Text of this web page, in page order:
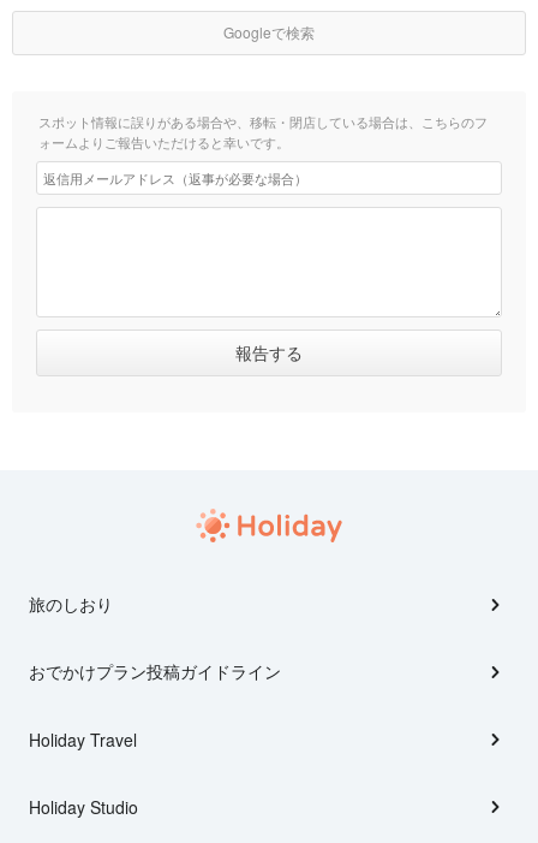
Googleで検索
スポット情報に誤りがある場合や、移転・閉店している場合は、こちらのフ
ォームよりご報告いただけると幸いです。
旅のしおり
おでかけプラン投稿ガイドライン
Holiday Travel
Holiday Studio